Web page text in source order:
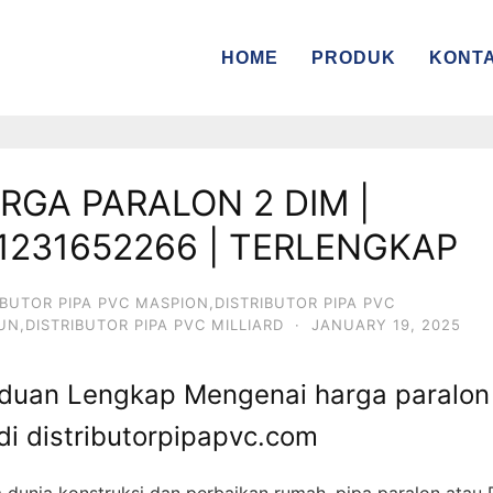
HOME PRODUK
PARALON 2 DIM |
| TERLENGKAP
PIPA PVC MASPION,DISTRIBUTOR PIPA PVC
PIPA PVC MILLIARD
· JANUARY 19, 2025
Lengkap Mengenai harga
distributorpipapvc.com